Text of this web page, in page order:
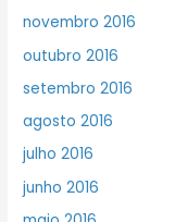
novembro 2016
outubro 2016
setembro 2016
agosto 2016
julho 2016
junho 2016